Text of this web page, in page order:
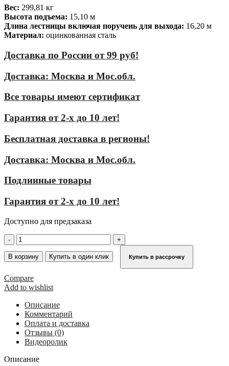
Вес: 299,81 кг
Высота подъема: 15,10 м
Длина лестницы включая поручень для выхода: 16,20 м
Материал: оцинкованная сталь
Доставка по России от 99 руб!
Доставка: Москва и Мос.обл.
Все товары имеют сертификат
Гарантия от 2-х до 10 лет!
Бесплатная доставка в регионы!
Доставка: Москва и Мос.обл.
Подлинные товары
Гарантия от 2-х до 10 лет!
Доступно для предзаказа
Количество
товара
Стационарная
лестница
для
зданий
KRAUSE
(сталь)
15,12
м
для
с
В корзину Купить в один клик Купить в рассрочку
Compare
Add to wishlist
Описание
Комментарий
Оплата и доставка
Отзывы (0)
Видеоролик
Описание